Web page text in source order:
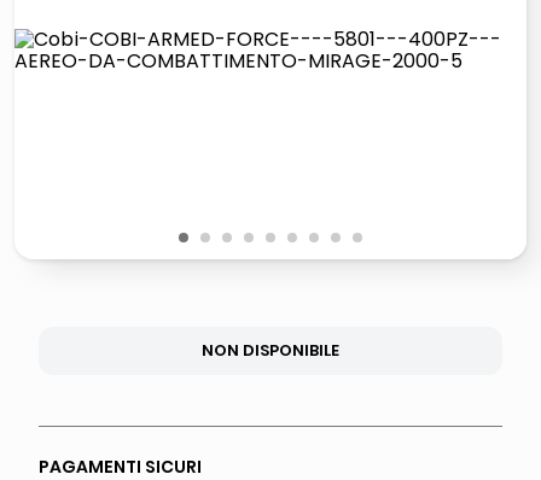
italia independent occhiali sole 0703 thin rotondo sun
pattumiera raccolta differenziata
1 2 3 4 5 6 7 8 9
NON DISPONIBILE
PAGAMENTI SICURI